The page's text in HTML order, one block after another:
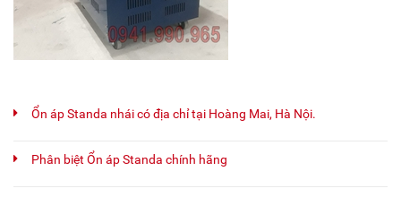
Ổn áp Standa nhái có địa chỉ tại Hoàng Mai, Hà Nội.
Phân biệt Ổn áp Standa chính hãng